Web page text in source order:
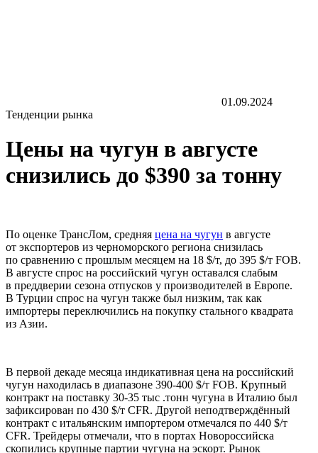
01.09.2024
Тенденции рынка
Цены на чугун в августе
снизились до $390 за тонну
По оценке ТрансЛом, средняя цена на чугун в августе
от экспортеров из черноморского региона снизилась
по сравнению с прошлым месяцем на 18 $/т, до 395 $/т FOB.
В августе спрос на российский чугун оставался слабым
в преддверии сезона отпусков у производителей в Европе.
В Турции спрос на чугун также был низким, так как
импортеры переключились на покупку стального квадрата
из Азии.
В первой декаде месяца индикативная цена на российский
чугун находилась в диапазоне 390-400 $/т FOB. Крупный
контракт на поставку 30-35 тыс .тонн чугуна в Италию был
зафиксирован по 430 $/т CFR. Другой неподтверждённый
контракт с итальянским импортером отмечался по 440 $/т
CFR. Трейдеры отмечали, что в портах Новороссийска
скопились крупные партии чугуна на эскорт. Рынок